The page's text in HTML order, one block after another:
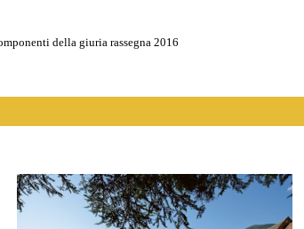
della giuria rassegna 2016